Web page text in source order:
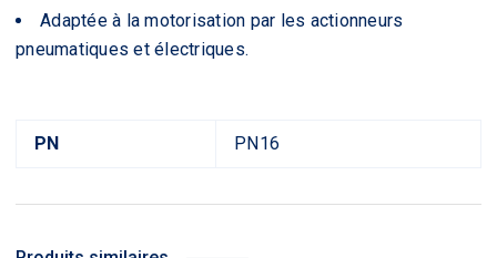
Adaptée à la motorisation par les actionneurs
pneumatiques et électriques.
PN PN16